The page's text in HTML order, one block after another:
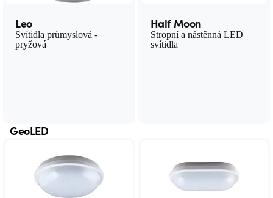
Leo
Svítidla průmyslová -
pryžová
Half Moon
Stropní a nástěnná LED
svítidla
GeoLED